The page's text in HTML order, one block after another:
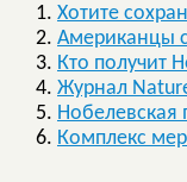
Хотите
Американцы
Кто получит
Журнал
Нобелевская
Комплекс